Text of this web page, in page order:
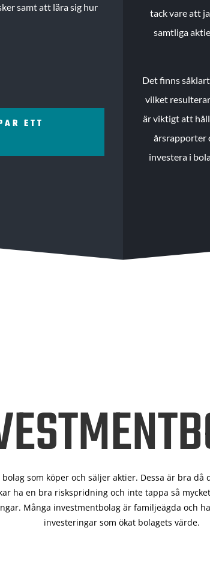
samt att lära sig hur
ETT
tack vare att
samtliga
Det finns
vilket
är viktigt att
årsrapporter
investera i
som köper och säljer aktier. Dessa är bra då
ha en bra riskspridning och inte tappa så
Många investmentbolag är familjeägda och
investeringar som ökat bolagets värde.